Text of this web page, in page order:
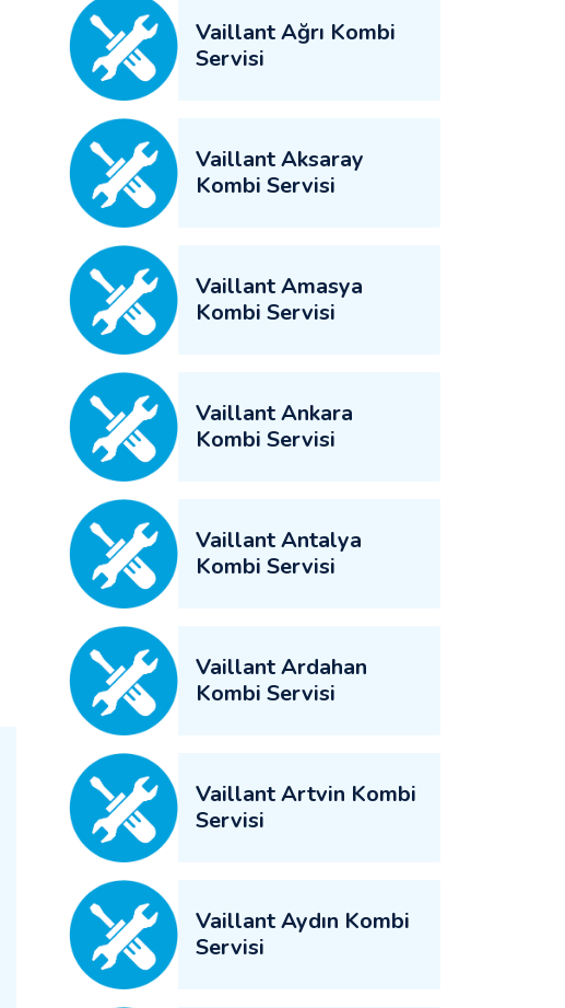
Vaillant Ağrı Kombi
Servisi
Vaillant Aksaray
Kombi Servisi
Vaillant Amasya
Kombi Servisi
Vaillant Ankara
Kombi Servisi
Vaillant Antalya
Kombi Servisi
Vaillant Ardahan
Kombi Servisi
Vaillant Artvin Kombi
Servisi
Vaillant Aydın Kombi
Servisi